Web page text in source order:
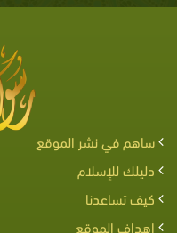
ساهم في نشر الموقع
دليلك للإسلام
كيف تساعدنا
اهداف الموقع